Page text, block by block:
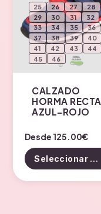
pueden
elegir
en
la
página
de
producto
25 26 27
28
29
30 31
32
33
34 35
36
37
38 39
40
41
42 43
44
45
46
CALZADO
HORMA RECTA
AZUL-ROJO
Desde 125.00€
Seleccionar opciones
Este
producto
tiene
múltiples